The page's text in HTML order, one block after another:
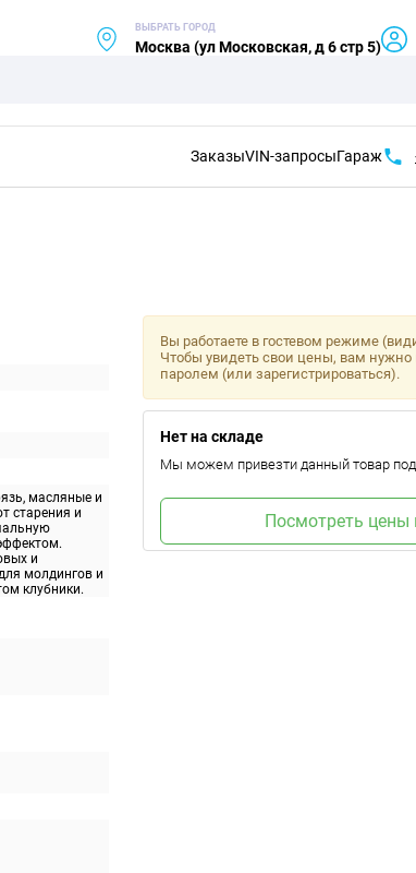
ВЫБРАТЬ ГОРОД
Москва (ул Московская, д 6 стр 5)
ЗаказыVIN-запросыГараж
масляные и
старения и
и
молдингов и
клубники.
Вы работаете в гостевом режиме
Чтобы увидеть свои цены, вам нужно
паролем (или зарегистрироваться).
Нет на складе
Мы можем привезти данный товар под
Посмотреть цены